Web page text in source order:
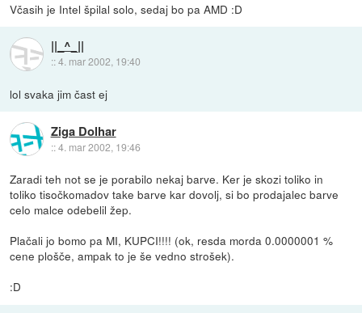
Včasih je Intel špilal solo, sedaj bo pa AMD :D
||_^_||
::4. mar 2002, 19:40
lol svaka jim čast ej
Ziga Dolhar
::4. mar 2002, 19:46
Zaradi teh not se je porabilo nekaj barve. Ker je skozi toliko in
toliko tisočkomadov take barve kar dovolj, si bo prodajalec barve
celo malce odebelil žep.
Plačali jo bomo pa MI, KUPCI!!!! (ok, resda morda 0.0000001 %
cene plošče, ampak to je še vedno strošek).
:D